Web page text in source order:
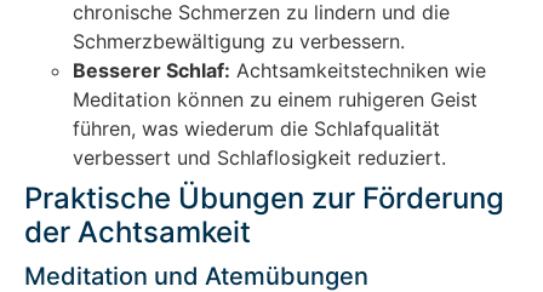
chronische Schmerzen zu lindern und die
Schmerzbewältigung zu verbessern.
Besserer Schlaf: Achtsamkeitstechniken wie
Meditation können zu einem ruhigeren Geist
führen, was wiederum die Schlafqualität
verbessert und Schlaflosigkeit reduziert.
Praktische Übungen zur Förderung
der Achtsamkeit
Meditation und Atemübungen